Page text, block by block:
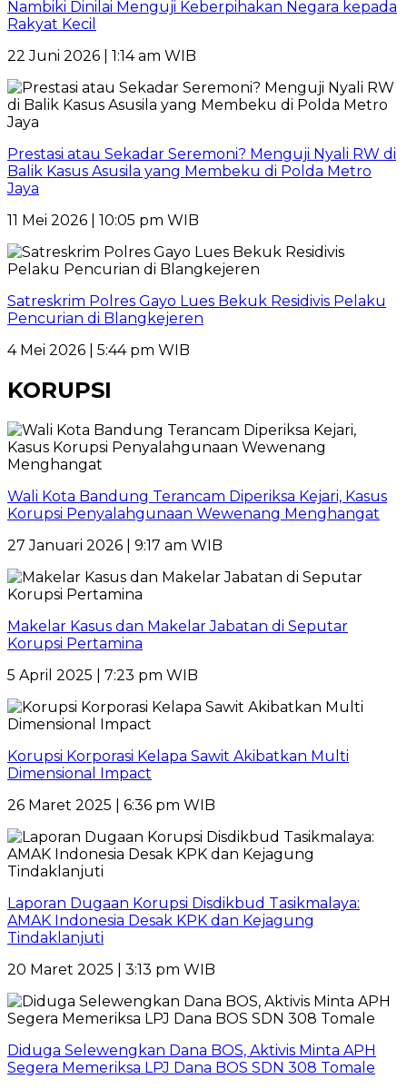
Nambiki Dinilai Menguji Keberpihakan Negara kepada
Rakyat Kecil
22 Juni 2026 | 1:14 am WIB
Prestasi atau Sekadar Seremoni? Menguji Nyali RW di
Balik Kasus Asusila yang Membeku di Polda Metro
Jaya
11 Mei 2026 | 10:05 pm WIB
Satreskrim Polres Gayo Lues Bekuk Residivis Pelaku
Pencurian di Blangkejeren
4 Mei 2026 | 5:44 pm WIB
KORUPSI
Wali Kota Bandung Terancam Diperiksa Kejari, Kasus
Korupsi Penyalahgunaan Wewenang Menghangat
27 Januari 2026 | 9:17 am WIB
Makelar Kasus dan Makelar Jabatan di Seputar
Korupsi Pertamina
5 April 2025 | 7:23 pm WIB
Korupsi Korporasi Kelapa Sawit Akibatkan Multi
Dimensional Impact
26 Maret 2025 | 6:36 pm WIB
Laporan Dugaan Korupsi Disdikbud Tasikmalaya:
AMAK Indonesia Desak KPK dan Kejagung
Tindaklanjuti
20 Maret 2025 | 3:13 pm WIB
Diduga Selewengkan Dana BOS, Aktivis Minta APH
Segera Memeriksa LPJ Dana BOS SDN 308 Tomale